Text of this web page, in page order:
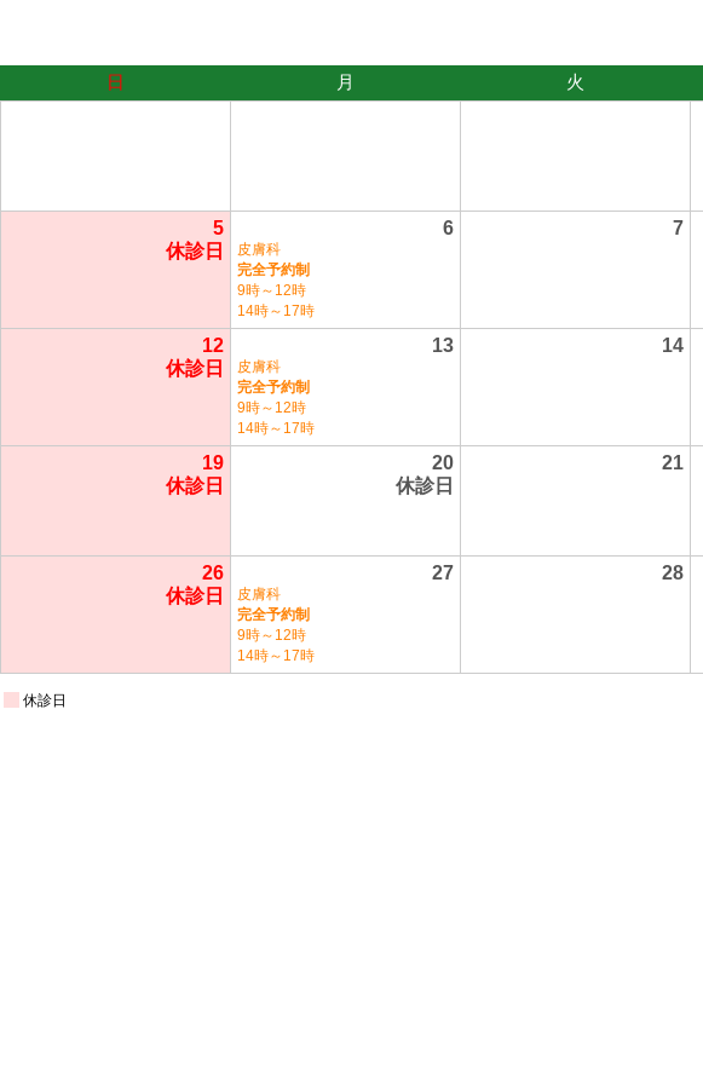
日
月 火
5
休診日
6
皮膚科
完全予約制
9時～12時
14時～17時
7
12
休診日
13
皮膚科
完全予約制
9時～12時
14時～17時
14
19
休診日
20
休診日
21
26
休診日
27
皮膚科
完全予約制
9時～12時
14時～17時
28
休診日